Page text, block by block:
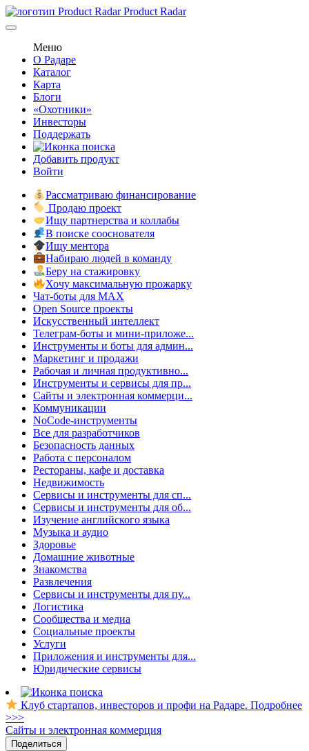
Product Radar
Меню
О Радаре
Каталог
Карта
Блоги
«Охотники»
Инвесторы
Поддержать
Добавить продукт
Войти
Рассматриваю финансирование
Продаю проект
Ищу партнерства и коллабы
В поиске сооснователя
Ищу ментора
Набираю людей в команду
Беру на стажировку
Хочу максимальную прожарку
Чат-боты для MAX
Open Source проекты
Искусственный интеллект
Телеграм-боты и мини-приложе...
Инструменты и боты для админ...
Маркетинг и продажи
Рабочая и личная продуктивно...
Инструменты и сервисы для пр...
Сайты и электронная коммерци...
Коммуникации
NoCode-инструменты
Все для разработчиков
Безопасность данных
Работа с персоналом
Рестораны, кафе и доставка
Недвижимость
Сервисы и инструменты для сп...
Сервисы и инструменты для об...
Изучение английского языка
Музыка и аудио
Здоровье
Домашние животные
Знакомства
Развлечения
Сервисы и инструменты для пу...
Логистика
Сообщества и медиа
Социальные проекты
Услуги
Приложения и инструменты для...
Юридические сервисы
Клуб стартапов, инвесторов и профи на Радаре. Подробнее
>>>
Сайты и электронная коммерция
Поделиться